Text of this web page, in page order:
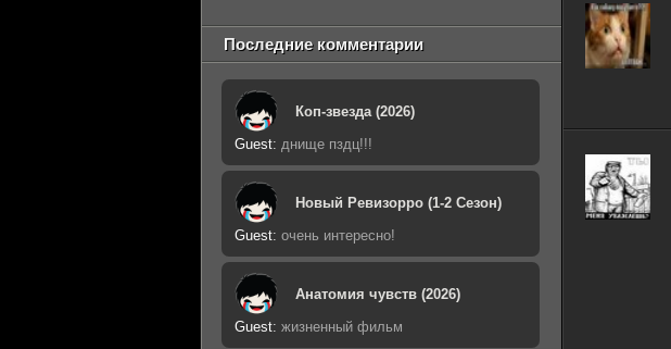
Последние комментарии
Коп-звезда (2026)
Guest: днище пздц!!!
Новый Ревизорро (1-2 Сезон)
Guest: очень интересно!
Анатомия чувств (2026)
Guest: жизненный фильм